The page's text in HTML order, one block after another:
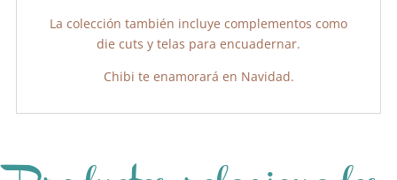
La colección también incluye complementos como
die cuts y telas para encuadernar.
Chibi te enamorará en Navidad.